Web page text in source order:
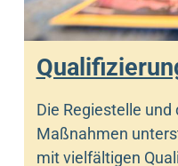
Die Regiestelle
Maßnahmen
mit vielfältigen